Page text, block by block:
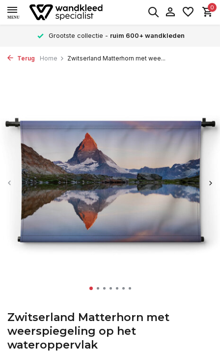
MENU
0
Grootste collectie - ruim 600+ wandkleden
Terug Home Zwitserland Matterhorn met wee...
Zwitserland Matterhorn met
weerspiegeling op het
wateroppervlak